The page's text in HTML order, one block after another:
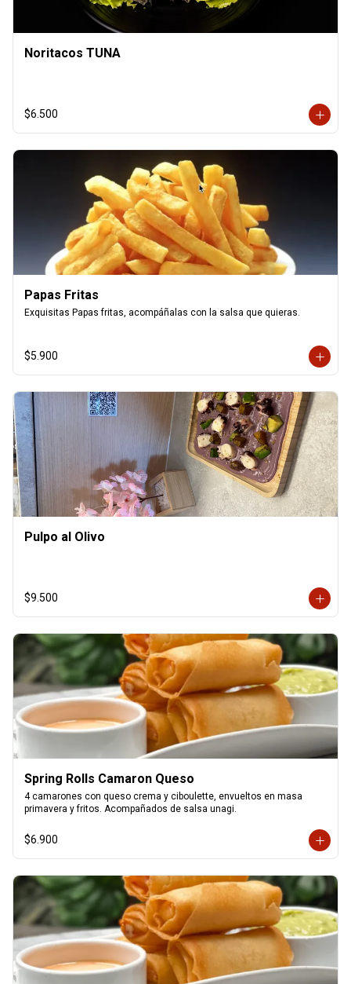
Noritacos TUNA
$6.500
Papas Fritas
Exquisitas Papas fritas, acompáñalas con la salsa que quieras.
$5.900
Pulpo al Olivo
$9.500
Spring Rolls Camaron Queso
4 camarones con queso crema y ciboulette, envueltos en masa
primavera y fritos. Acompañados de salsa unagi.
$6.900